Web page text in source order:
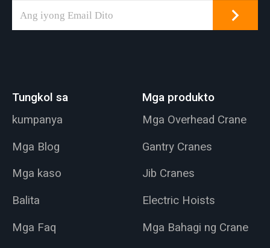
Tungkol sa
kumpanya
Mga Blog
Mga kaso
Balita
Mga Faq
Mga produkto
Mga Overhead Crane
Gantry Cranes
Jib Cranes
Electric Hoists
Mga Bahagi ng Crane